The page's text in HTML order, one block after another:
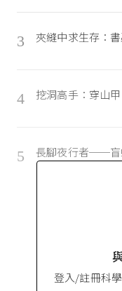
3 夾縫中求生存：
4 挖洞高手：穿山甲
5 長腳夜行者──盲
登入/註冊科